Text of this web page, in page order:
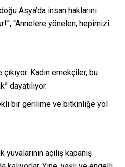
Asya’da insan haklarını
“Annelere yönelen, hepimizi
Kadın emekçiler, bu
dayatılıyor.
bir gerilime ve bitkinliğe yol
açılış kapanış